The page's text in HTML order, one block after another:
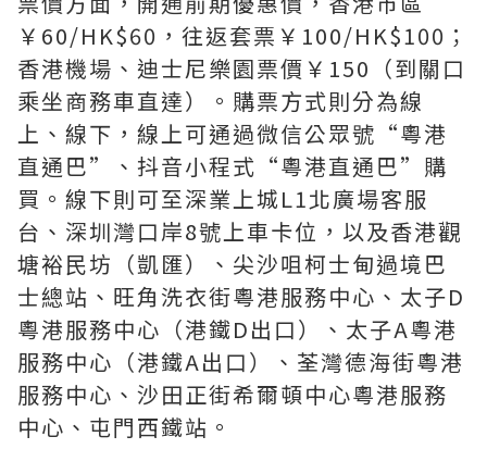
￥60/HK$60，往返套票￥100/HK$100；
香港機場、迪士尼樂園票價￥150（到關口
乘坐商務車直達）。購票方式則分為線
上、線下，線上可通過微信公眾號“粵港
直通巴”、抖音小程式“粵港直通巴”購
買。線下則可至深業上城L1北廣場客服
台、深圳灣口岸8號上車卡位，以及香港觀
塘裕民坊（凱匯）、尖沙咀柯士甸過境巴
士總站、旺角洗衣街粵港服務中心、太子D
粵港服務中心（港鐵D出口）、太子A粵港
服務中心（港鐵A出口）、荃灣德海街粵港
服務中心、沙田正街希爾頓中心粵港服務
中心、屯門西鐵站。